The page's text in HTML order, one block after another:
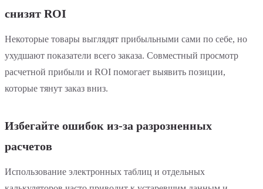
снизят ROI
Некоторые товары выглядят прибыльными сами по себе, но
ухудшают показатели всего заказа. Совместный просмотр
расчетной прибыли и ROI помогает выявить позиции,
которые тянут заказ вниз.
Избегайте ошибок из-за разрозненных
расчетов
Использование электронных таблиц и отдельных